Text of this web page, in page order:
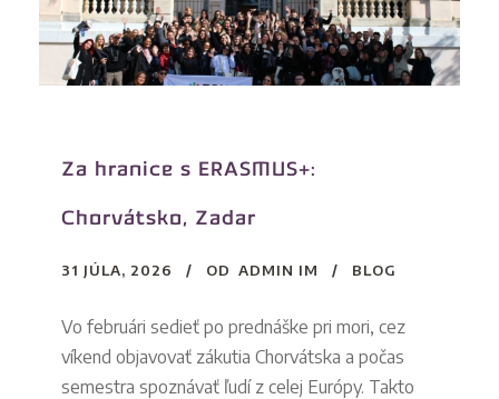
Za hranice s ERASMUS+:
Chorvátsko, Zadar
31 JÚLA, 2026 OD ADMIN IM BLOG
Vo februári sedieť po prednáške pri mori, cez
víkend objavovať zákutia Chorvátska a počas
semestra spoznávať ľudí z celej Európy. Takto